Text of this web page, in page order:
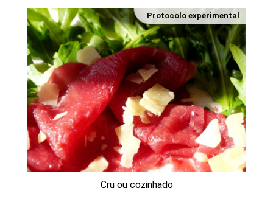
Cru ou cozinhado
Protocolo experimental